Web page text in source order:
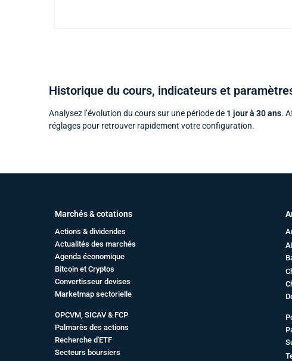
Historique du cours, indicateurs et
Analysez l’évolution du cours sur une période de 1 jour à 30 ans.
réglages pour retrouver rapidement votre configuration.
Marchés & cotations
Actions & dividendes
Actualités des marchés
Agenda économique
Bitcoin et Cryptos
Convertisseur devises
Marketmap sectorielle
OPCVM, SICAV & FCP
Palmarès des actions
Recherche d'ETF
Secteurs boursiers